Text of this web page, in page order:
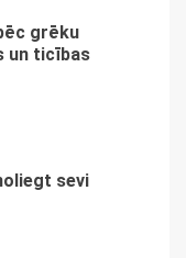
grēku
un ticības
sevi